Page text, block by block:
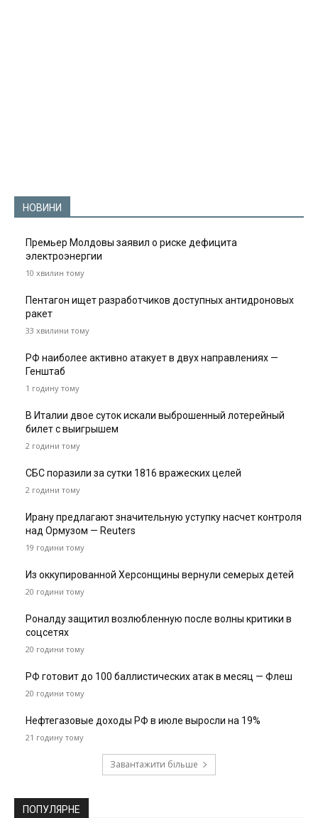
НОВИНИ
Премьер Молдовы заявил о риске дефицита
электроэнергии
10 хвилин тому
Пентагон ищет разработчиков доступных антидроновых
ракет
33 хвилини тому
РФ наиболее активно атакует в двух направлениях —
Генштаб
1 годину тому
В Италии двое суток искали выброшенный лотерейный
билет с выигрышем
2 години тому
СБС поразили за сутки 1816 вражеских целей
2 години тому
Ирану предлагают значительную уступку насчет контроля
над Ормузом — Reuters
19 години тому
Из оккупированной Херсонщины вернули семерых детей
20 години тому
Роналду защитил возлюбленную после волны критики в
соцсетях
20 години тому
РФ готовит до 100 баллистических атак в месяц — Флеш
20 години тому
Нефтегазовые доходы РФ в июле выросли на 19%
21 годину тому
Завантажити більше
ПОПУЛЯРНЕ